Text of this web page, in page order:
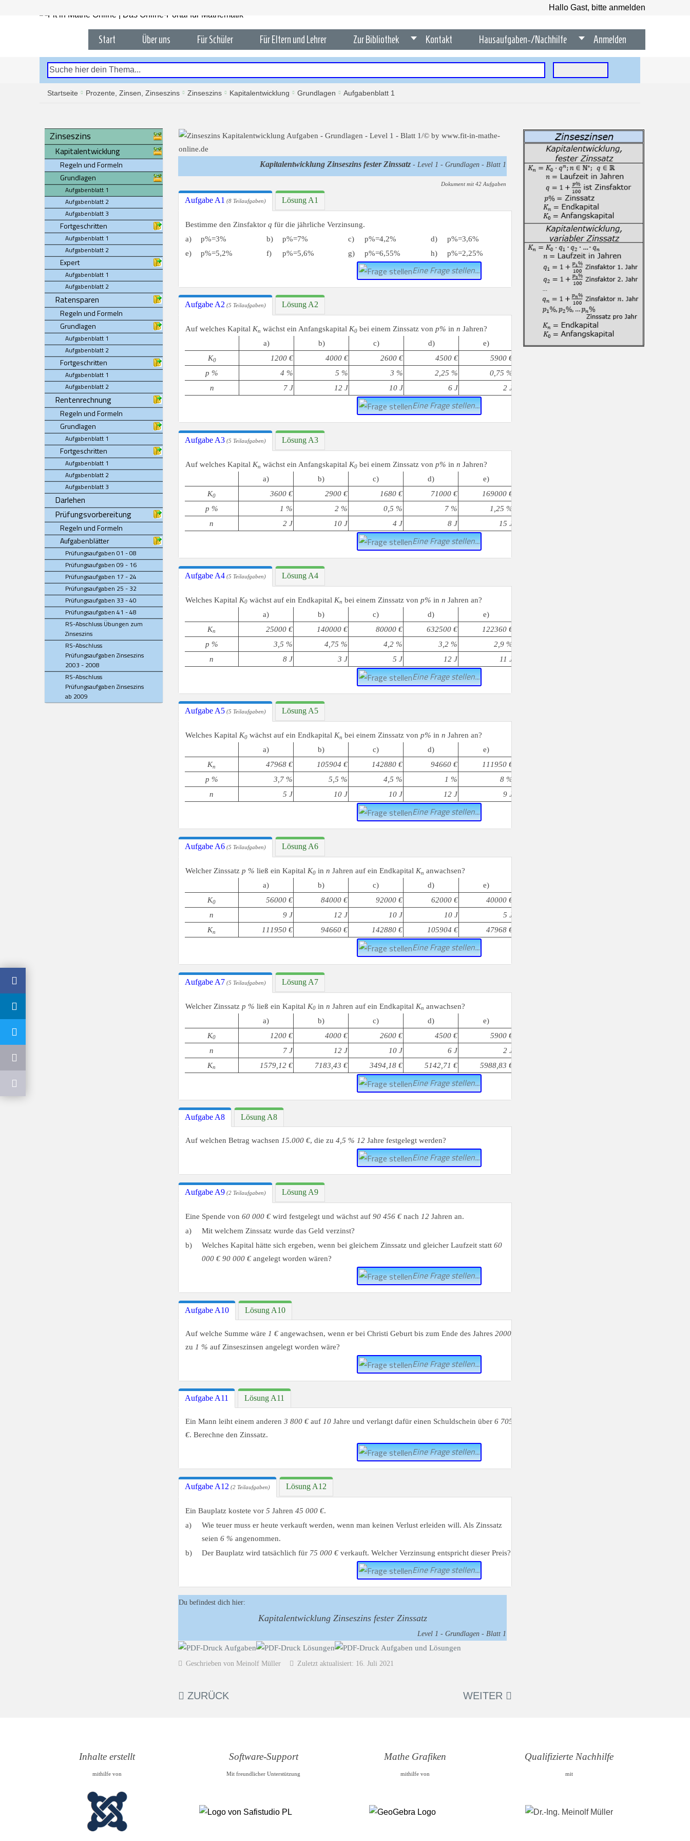
Hallo Gast, bitte anmelden
Start Über uns Für Schüler Für Eltern und Lehrer Zur Bibliothek Kontakt Hausaufgaben-/Nachhilfe Anmelden
Startseite Prozente, Zinsen, Zinseszins Zinseszins Kapitalentwicklung Grundlagen Aufgabenblatt 1
Zinseszins
Kapitalentwicklung
Regeln und Formeln
Grundlagen
Aufgabenblatt 1
Aufgabenblatt 2
Aufgabenblatt 3
Fortgeschritten
Aufgabenblatt 1
Aufgabenblatt 2
Expert
Aufgabenblatt 1
Aufgabenblatt 2
Ratensparen
Regeln und Formeln
Grundlagen
Aufgabenblatt 1
Aufgabenblatt 2
Fortgeschritten
Aufgabenblatt 1
Aufgabenblatt 2
Rentenrechnung
Regeln und Formeln
Grundlagen
Aufgabenblatt 1
Fortgeschritten
Aufgabenblatt 1
Aufgabenblatt 2
Aufgabenblatt 3
Darlehen
Prüfungsvorbereitung
Regeln und Formeln
Aufgabenblätter
Prüfungsaufgaben 01 - 08
Prüfungsaufgaben 09 - 16
Prüfungsaufgaben 17 - 24
Prüfungsaufgaben 25 - 32
Prüfungsaufgaben 33 - 40
Prüfungsaufgaben 41 - 48
RS-Abschluss Übungen zum
Zinseszins
RS-Abschluss
Prüfungsaufgaben Zinseszins
2003 - 2008
RS-Abschluss
Prüfungsaufgaben Zinseszins
ab 2009
Kapitalentwicklung Zinseszins fester Zinssatz - Level 1 - Grundlagen - Blatt 1
Dokument mit 42 Aufgaben
Aufgabe A1 (8 Teilaufgaben) Lösung A1
Bestimme den Zinsfaktor q für die jährliche Verzinsung.
a)
p%=3% b) p%=7% c) p%=4,2% d)
p%=3,6%
e)
p%=5,2% f) p%=5,6% g) p%=6,55% h) p%=2,25%
Eine Frage stellen...
Aufgabe A2 (5 Teilaufgaben) Lösung A2
Auf welches Kapital Kn wächst ein Anfangskapital K0 bei einem Zinssatz von p% in n Jahren?
a)
b) c) d)
e)
K0 1200 € 4000 € 2600 € 4500 €
5900 €
p %
4 % 5 % 3 % 2,25 %
0,75 %
n
7 J 12 J 10 J 6 J 2 J
Eine Frage stellen...
Aufgabe A3 (5 Teilaufgaben) Lösung A3
Auf welches Kapital Kn wächst ein Anfangskapital K0 bei einem Zinssatz von p% in n Jahren?
a)
b) c) d)
e)
K0 3600 € 2900 € 1680 € 71000 €
169000 €
p %
1 % 2 % 0,5 % 7 %
1,25 %
n
2 J 10 J 4 J 8 J 15 J
Eine Frage stellen...
Aufgabe A4 (5 Teilaufgaben) Lösung A4
Welches Kapital K0 wächst auf ein Endkapital Kn bei einem Zinssatz von p% in n Jahren an?
a)
b) c) d)
e)
Kn 25000 € 140000 € 80000 € 632500 €
122360 €
p %
3,5 % 4,75 % 4,2 % 3,2 %
2,9 %
n
8 J 3 J 5 J 12 J 11 J
Eine Frage stellen...
Aufgabe A5 (5 Teilaufgaben) Lösung A5
Welches Kapital K0 wächst auf ein Endkapital Kn bei einem Zinssatz von p% in n Jahren an?
a)
b) c) d)
e)
Kn 47968 € 105904 € 142880 € 94660 €
111950 €
p %
3,7 % 5,5 % 4,5 % 1 %
8 %
n
5 J 10 J 10 J 12 J 9 J
Eine Frage stellen...
Aufgabe A6 (5 Teilaufgaben) Lösung A6
Welcher Zinssatz p % ließ ein Kapital K0 in n Jahren auf ein Endkapital Kn anwachsen?
a)
b) c) d)
e)
K0 56000 € 84000 € 92000 € 62000 €
40000 €
n
9 J 12 J 10 J 10 J
5 J
Kn 111950 € 94660 € 142880 € 105904 € 47968 €
Eine Frage stellen...
Aufgabe A7 (5 Teilaufgaben) Lösung A7
Welcher Zinssatz p % ließ ein Kapital K0 in n Jahren auf ein Endkapital Kn anwachsen?
a)
b) c) d)
e)
K0 1200 € 4000 € 2600 € 4500 €
5900 €
n
7 J 12 J 10 J 6 J
2 J
Kn 1579,12 € 7183,43 € 3494,18 € 5142,71 € 5988,83 €
Eine Frage stellen...
Aufgabe A8 Lösung A8
Auf welchen Betrag wachsen 15.000 €, die zu 4,5 % 12 Jahre festgelegt werden?
Eine Frage stellen...
Aufgabe A9 (2 Teilaufgaben) Lösung A9
Eine Spende von 60 000 € wird festgelegt und wächst auf 90 456 € nach 12 Jahren an.
a)
Mit welchem Zinssatz wurde das Geld verzinst?
b)
Welches Kapital hätte sich ergeben, wenn bei gleichem Zinssatz und gleicher Laufzeit statt 60
000 € 90 000 € angelegt worden wären?
Eine Frage stellen...
Aufgabe A10 Lösung A10
Auf welche Summe wäre 1 € angewachsen, wenn er bei Christi Geburt bis zum Ende des Jahres 2000
zu 1 % auf Zinseszinsen angelegt worden wäre?
Eine Frage stellen...
Aufgabe A11 Lösung A11
Ein Mann leiht einem anderen 3 800 € auf 10 Jahre und verlangt dafür einen Schuldschein über 6 705
€. Berechne den Zinssatz.
Eine Frage stellen...
Aufgabe A12 (2 Teilaufgaben) Lösung A12
Ein Bauplatz kostete vor 5 Jahren 45 000 €.
a)
Wie teuer muss er heute verkauft werden, wenn man keinen Verlust erleiden will. Als Zinssatz
seien 6 % angenommen.
b)
Der Bauplatz wird tatsächlich für 75 000 € verkauft. Welcher Verzinsung entspricht dieser Preis?
Eine Frage stellen...
Du befindest dich hier:
Kapitalentwicklung Zinseszins fester Zinssatz
Level 1 - Grundlagen - Blatt 1
Geschrieben von Meinolf Müller Zuletzt aktualisiert: 16. Juli 2021
ZURÜCK WEITER
Inhalte erstellt
mithilfe von
Software-Support
Mit freundlicher Unterstützung
Mathe Grafiken
mithilfe von
Qualifizierte Nachhilfe
mit